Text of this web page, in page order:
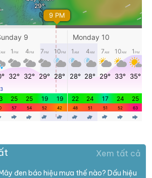
Xem tất cả
đen báo hiệu mưa thế nào? Dấu hiệu